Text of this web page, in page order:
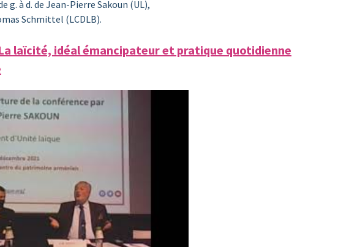
g. à d. de Jean-Pierre Sakoun (UL),
Schmittel (LCDLB).
laïcité, idéal émancipateur et pratique quotidienne